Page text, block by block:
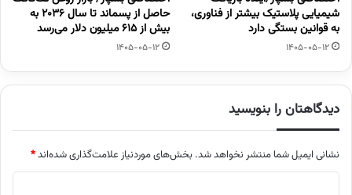
شیمیایی پلاستیک بیشتر از فناوری،
به قوانین بستگی دارد
1405-05-12
حاصل از پسماند تا سال ۲۰۳۶ به
بیش از ۶۱۵ میلیون دلار می‌رسد
1405-05-12
دیدگاهتان را بنویسید
نشانی ایمیل شما منتشر نخواهد شد. بخش‌های موردنیاز علامت‌گذاری شده‌اند*